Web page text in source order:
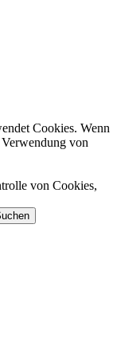
Cookies. Wenn
von
von Cookies,